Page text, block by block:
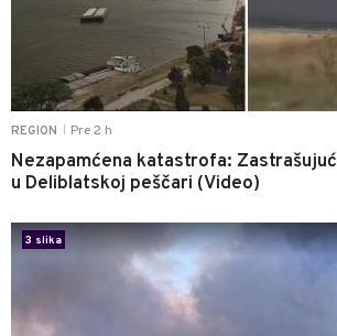
REGION Pre 2 h
Nezapamćena katastrofa:
u Deliblatskoj peščari (Video)
3 slika